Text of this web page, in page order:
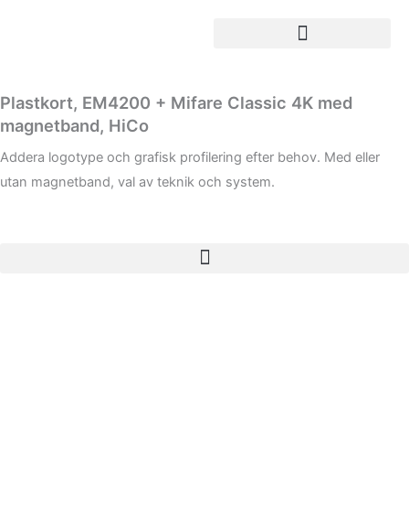
Plastkort, EM4200 + Mifare Classic 4K med
magnetband, HiCo
Addera logotype och grafisk profilering efter behov. Med eller
utan magnetband, val av teknik och system.